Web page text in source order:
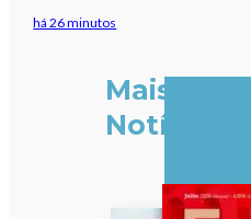
há 26 minutos
Mais
Notícias